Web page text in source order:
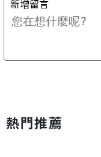
熱門推薦